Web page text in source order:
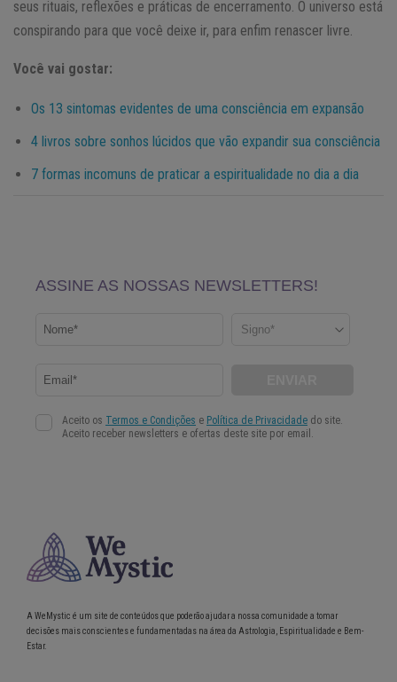
seus rituais, reflexões e práticas de encerramento. O universo está
conspirando para que você deixe ir, para enfim renascer livre.
Você vai gostar:
Os 13 sintomas evidentes de uma consciência em expansão
4 livros sobre sonhos lúcidos que vão expandir sua consciência
7 formas incomuns de praticar a espiritualidade no dia a dia
A WeMystic é um site de conteúdos que poderão ajudar a nossa comunidade a tomar
decisões mais conscientes e fundamentadas na área da Astrologia, Espiritualidade e Bem-
Estar.